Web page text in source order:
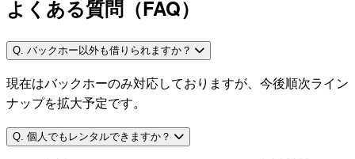
よくある質問（FAQ）
Q. バックホー以外も借りられますか？
現在はバックホーのみ対応しておりますが、今後順次ライン
ナップを拡大予定です。
Q. 個人でもレンタルできますか？